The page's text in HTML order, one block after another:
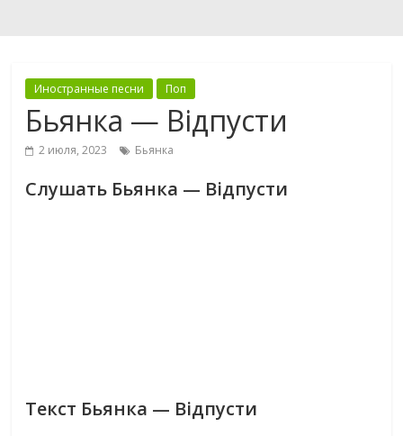
Иностранные песни Поп
Бьянка — Вiдпусти
2 июля, 2023 Бьянка
Слушать Бьянка — Вiдпусти
Текст Бьянка — Вiдпусти